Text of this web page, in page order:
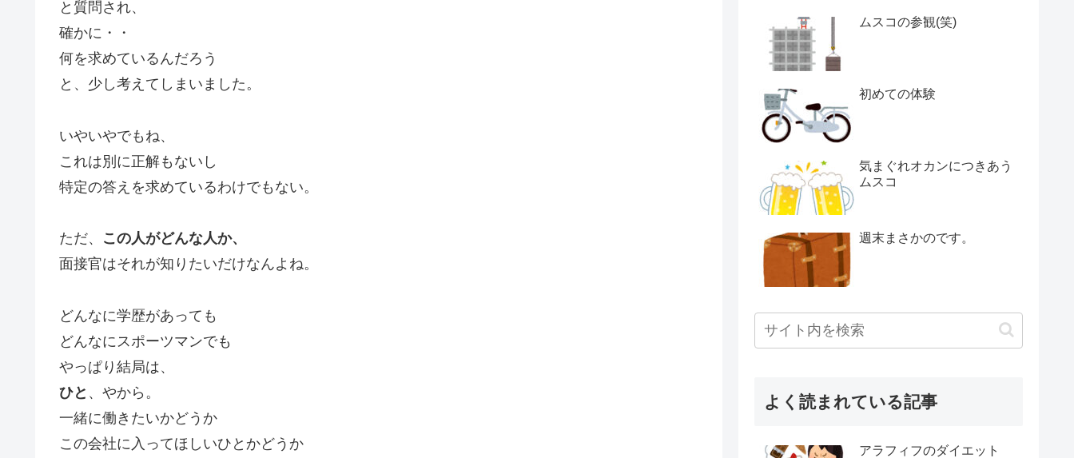
と質問され、
確かに・・
何を求めているんだろう
と、少し考えてしまいました。
いやいやでもね、
これは別に正解もないし
特定の答えを求めているわけでもない。
ただ、 この人がどんな人か、
面接官はそれが知りたいだけなんよね。
どんなに学歴があっても
どんなにスポーツマンでも
やっぱり結局は、
ひと 、やから。
一緒に働きたいかどうか
この会社に入ってほしいひとかどうか
ムスコの参観(笑)
初めての体験
気まぐれオカンにつきあう
ムスコ
週末まさかのです。
よく読まれている記事
アラフィフのダイエット